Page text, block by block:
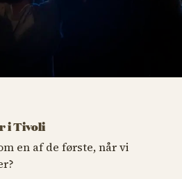
i Tivoli
en af de første, når vi